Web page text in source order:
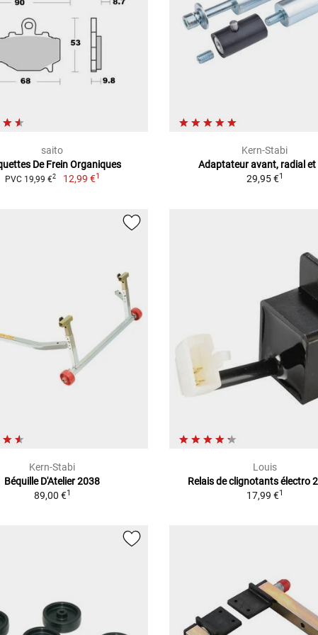
saito
De Frein Organiques
PVC 19,99 €2 12,99 €1
Kern-Stabi
Adaptateur avant, radial et
29,95 €1
Kern-Stabi
Béquille D'Atelier 2038
89,00 €1
Louis
Relais de clignotants électro
17,99 €1